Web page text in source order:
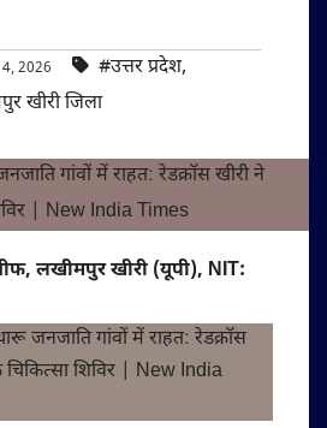
2026 #उत्तर प्रदेश,
खीरी जिला
लखीमपुर खीरी (यूपी), NIT: